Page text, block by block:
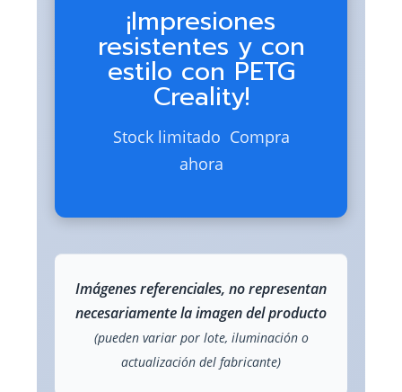
¡Impresiones
resistentes y con
estilo con PETG
Creality!
Stock limitado  Compra
ahora
Imágenes referenciales, no representan
necesariamente la imagen del producto
(pueden variar por lote, iluminación o
actualización del fabricante)